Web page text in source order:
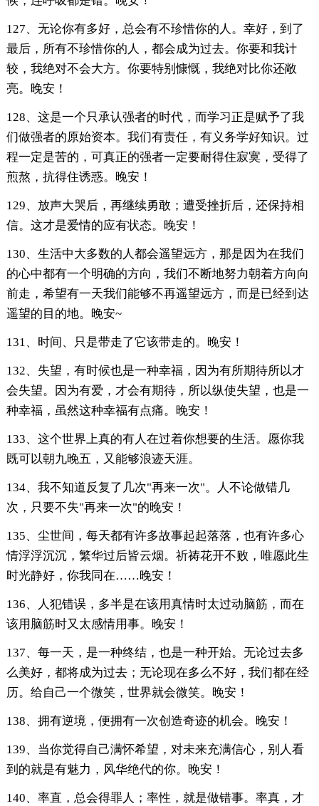
127、无论你有多好，总会有不珍惜你的人。幸好，到了
最后，所有不珍惜你的人，都会成为过去。你要和我计
较，我绝对不会大方。你要特别慷慨，我绝对比你还敞
亮。晚安！
128、这是一个只承认强者的时代，而学习正是赋予了我
们做强者的原始资本。我们有责任，有义务学好知识。过
程一定是苦的，可真正的强者一定要耐得住寂寞，受得了
煎熬，抗得住诱惑。晚安！
129、放声大哭后，再继续勇敢；遭受挫折后，还保持相
信。这才是爱情的应有状态。晚安！
130、生活中大多数的人都会遥望远方，那是因为在我们
的心中都有一个明确的方向，我们不断地努力朝着方向向
前走，希望有一天我们能够不再遥望远方，而是已经到达
遥望的目的地。晚安~
131、时间、只是带走了它该带走的。晚安！
132、失望，有时候也是一种幸福，因为有所期待所以才
会失望。因为有爱，才会有期待，所以纵使失望，也是一
种幸福，虽然这种幸福有点痛。晚安！
133、这个世界上真的有人在过着你想要的生活。愿你我
既可以朝九晚五，又能够浪迹天涯。
134、我不知道反复了几次"再来一次"。人不论做错几
次，只要不失"再来一次"的晚安！
135、尘世间，每天都有许多故事起起落落，也有许多心
情浮浮沉沉，繁华过后皆云烟。祈祷花开不败，唯愿此生
时光静好，你我同在……晚安！
136、人犯错误，多半是在该用真情时太过动脑筋，而在
该用脑筋时又太感情用事。晚安！
137、每一天，是一种终结，也是一种开始。无论过去多
么美好，都将成为过去；无论现在多么不好，我们都在经
历。给自己一个微笑，世界就会微笑。晚安！
138、拥有逆境，便拥有一次创造奇迹的机会。晚安！
139、当你觉得自己满怀希望，对未来充满信心，别人看
到的就是有魅力，风华绝代的你。晚安！
140、率直，总会得罪人；率性，就是做错事。率真，才